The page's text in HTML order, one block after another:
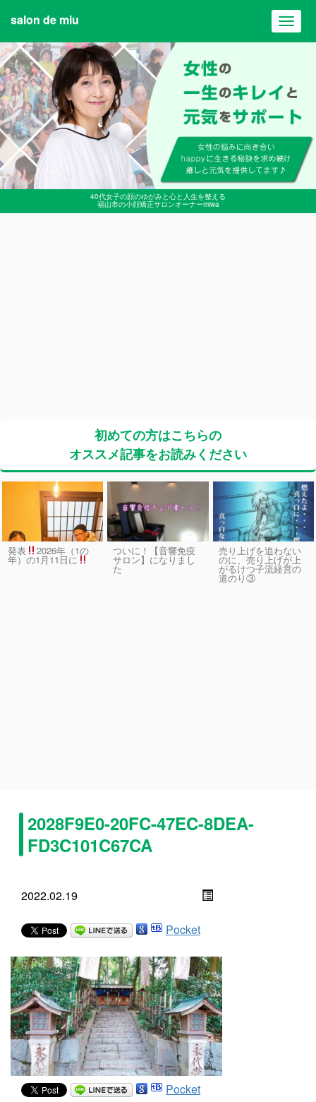
40代女子の顔のゆがみと心と人生を整える
福山市の小顔矯正サロンオーナーmiwa
salon de miu
初めての方はこちらの
オススメ記事をお読みください
発表 2026年（1の
年）の1月11日に
ついに！【音響免疫
サロン】になりまし
た
売り上げを追わない
のに、売り上げが上
がるけつ子流経営の
道のり③
2028F9E0-20FC-47EC-8DEA-
FD3C101C67CA
2022.02.19
Pocket
Pocket